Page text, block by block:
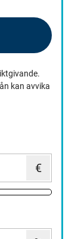
kan avvika